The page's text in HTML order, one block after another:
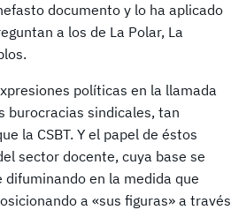
documento y lo ha aplicado
a los de La Polar, La
políticas en la llamada
burocracias sindicales, tan
la CSBT. Y el papel de éstos
sector docente, cuya base se
en la medida que
a «sus figuras» a través